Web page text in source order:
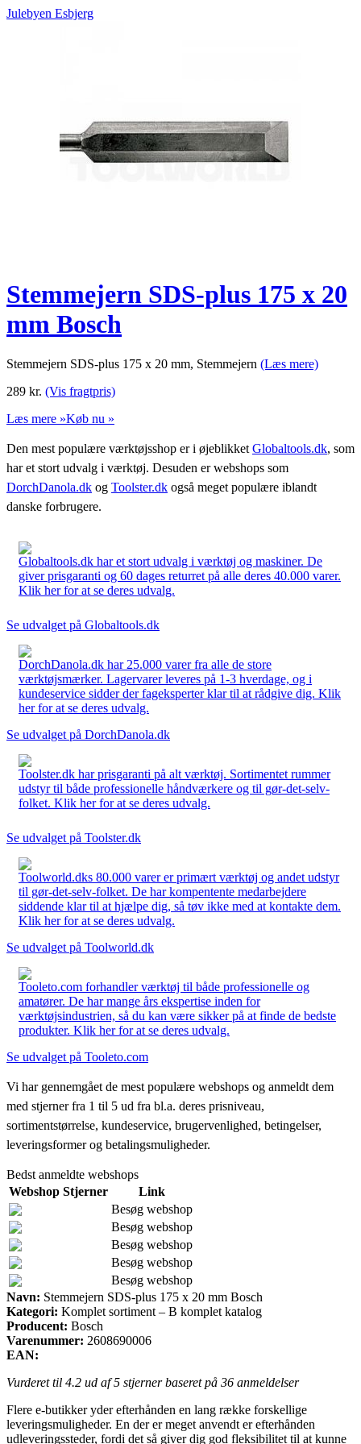
Julebyen Esbjerg
Stemmejern SDS-plus 175 x 20
mm Bosch
Stemmejern SDS-plus 175 x 20 mm, Stemmejern (Læs mere)
289 kr. (Vis fragtpris)
Læs mere »Køb nu »
Den mest populære værktøjsshop er i øjeblikket Globaltools.dk, som
har et stort udvalg i værktøj. Desuden er webshops som
DorchDanola.dk og Toolster.dk også meget populære iblandt
danske forbrugere.
Globaltools.dk har et stort udvalg i værktøj og maskiner. De
giver prisgaranti og 60 dages returret på alle deres 40.000 varer.
Klik her for at se deres udvalg.
Se udvalget på Globaltools.dk
DorchDanola.dk har 25.000 varer fra alle de store
værktøjsmærker. Lagervarer leveres på 1-3 hverdage, og i
kundeservice sidder der fageksperter klar til at rådgive dig. Klik
her for at se deres udvalg.
Se udvalget på DorchDanola.dk
Toolster.dk har prisgaranti på alt værktøj. Sortimentet rummer
udstyr til både professionelle håndværkere og til gør-det-selv-
folket. Klik her for at se deres udvalg.
Se udvalget på Toolster.dk
Toolworld.dks 80.000 varer er primært værktøj og andet udstyr
til gør-det-selv-folket. De har kompentente medarbejdere
siddende klar til at hjælpe dig, så tøv ikke med at kontakte dem.
Klik her for at se deres udvalg.
Se udvalget på Toolworld.dk
Tooleto.com forhandler værktøj til både professionelle og
amatører. De har mange års ekspertise inden for
værktøjsindustrien, så du kan være sikker på at finde de bedste
produkter. Klik her for at se deres udvalg.
Se udvalget på Tooleto.com
Vi har gennemgået de mest populære webshops og anmeldt dem
med stjerner fra 1 til 5 ud fra bl.a. deres prisniveau,
sortimentstørrelse, kundeservice, brugervenlighed, betingelser,
leveringsformer og betalingsmuligheder.
Bedst anmeldte webshops
Webshop Stjerner
Link
Besøg webshop
Besøg webshop
Besøg webshop
Besøg webshop
Besøg webshop
Navn: Stemmejern SDS-plus 175 x 20 mm Bosch
Kategori: Komplet sortiment – B komplet katalog
Producent: Bosch
Varenummer: 2608690006
EAN:
Vurderet til 4.2 ud af 5 stjerner baseret på 36 anmeldelser
Flere e-butikker yder efterhånden en lang række forskellige
leveringsmuligheder. En der er meget anvendt er efterhånden
udleveringssteder, fordi det så giver dig god fleksibilitet til at kunne